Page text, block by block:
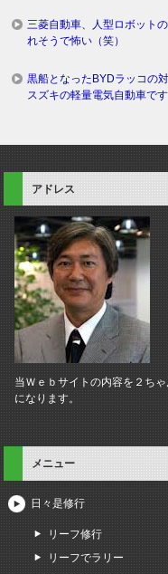
三菱自動車、人型ロボット
れそうで怖い（笑）
黒船となったBYDラッコの
スズキの軽量電気自動車です
アドレス
当Ｗｅｂサイトの内容を２ち
になります。
メニュー
日々是修行
リーフ修行
リーフでラリー